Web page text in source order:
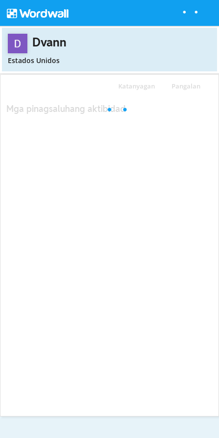
Dvann
Estados Unidos
Katanyagan Pangalan
Mga pinagsaluhang aktibidad